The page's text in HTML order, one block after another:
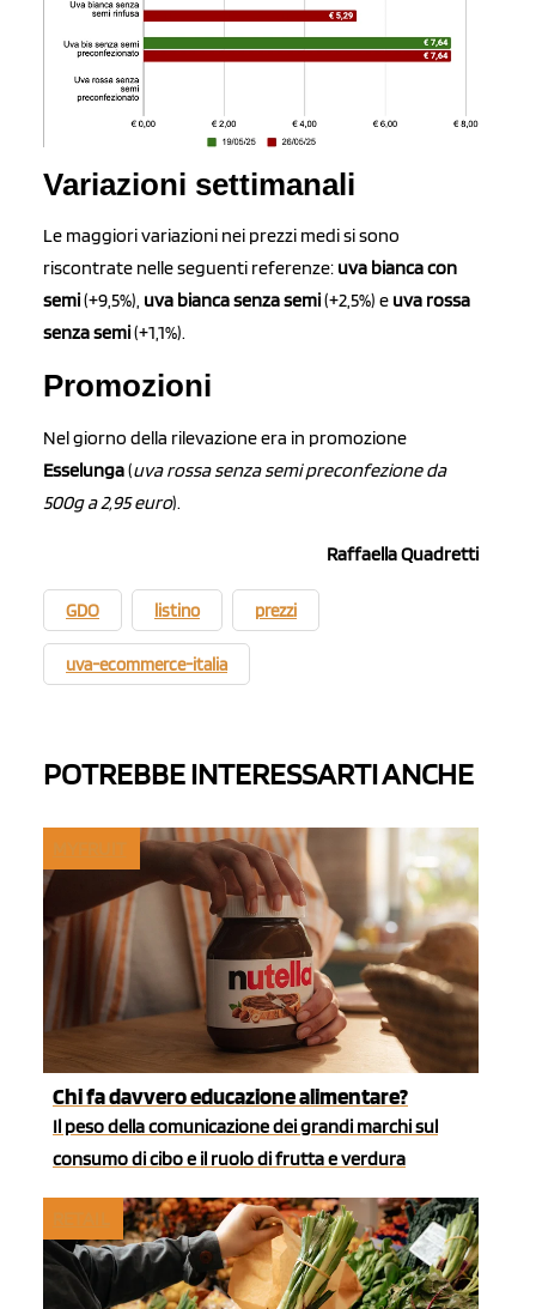
Variazioni settimanali
Le maggiori variazioni nei prezzi medi si sono
riscontrate nelle seguenti referenze: uva bianca con
semi(+9,5%), uva bianca senza semi(+2,5%) e uva rossa
senza semi(+1,1%).
Promozioni
Nel giorno della rilevazione era in promozione
Esselunga(uva rossa senza semi preconfezione da
500g a 2,95 euro).
Raffaella Quadretti
GDO listino prezzi
uva-ecommerce-italia
POTREBBE INTERESSARTI ANCHE
Chi fa davvero educazione alimentare?
Il peso della comunicazione dei grandi marchi sul
consumo di cibo e il ruolo di frutta e verdura